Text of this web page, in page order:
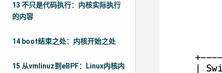
13 不只是代码执行：内核实际执行
的内容
14 boot结束之处：内核开始之处
15 从vmlinuz到eBPF：Linux内核内